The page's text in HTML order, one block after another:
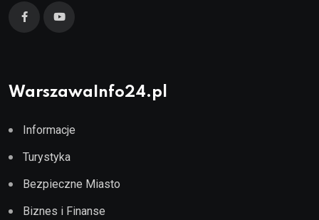
WarszawaInfo24.pl
Informacje
Turystyka
Bezpieczne Miasto
Biznes i Finanse